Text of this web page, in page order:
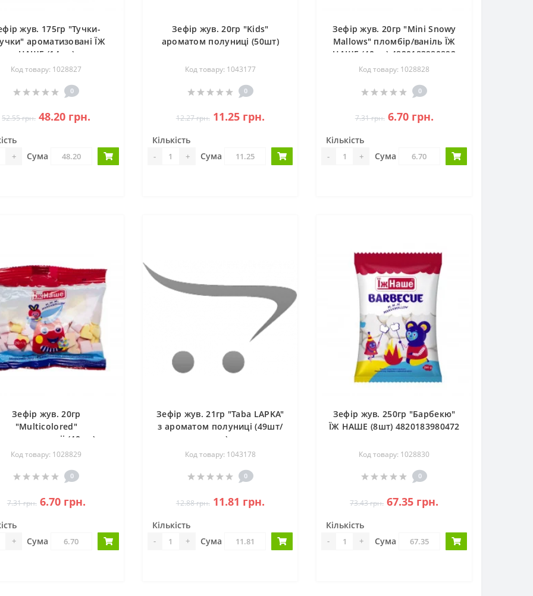
жув. 175гр "Тучки-
ароматизовані ЇЖ
НАШЕ (14шт)
Код товару: 1028827
0
52.55 грн. 48.20 грн.
+ Сума
Зефір жув. 20гр "Kids"
ароматом полуниці (50шт)
Код товару: 1043177
0
12.27 грн. 11.25 грн.
Кількість
- + Сума
Зефір жув. 20гр "Mini Snowy
Mallows" пломбір/ваніль ЇЖ
НАШЕ (40шт) 4820183980892
Код товару: 1028828
0
7.31 грн. 6.70 грн.
Кількість
- + Сума
Зефір жув. 20гр
"Multicolored"
ароматизованіі (40шт)
Код товару: 1028829
0
7.31 грн. 6.70 грн.
+ Сума
Зефір жув. 21гр "Taba LAPKA"
з ароматом полуниці (49шт/
ящ)
Код товару: 1043178
0
12.88 грн. 11.81 грн.
Кількість
- + Сума
Зефір жув. 250гр "Барбекю"
ЇЖ НАШЕ (8шт) 4820183980472
Код товару: 1028830
0
73.43 грн. 67.35 грн.
Кількість
- + Сума